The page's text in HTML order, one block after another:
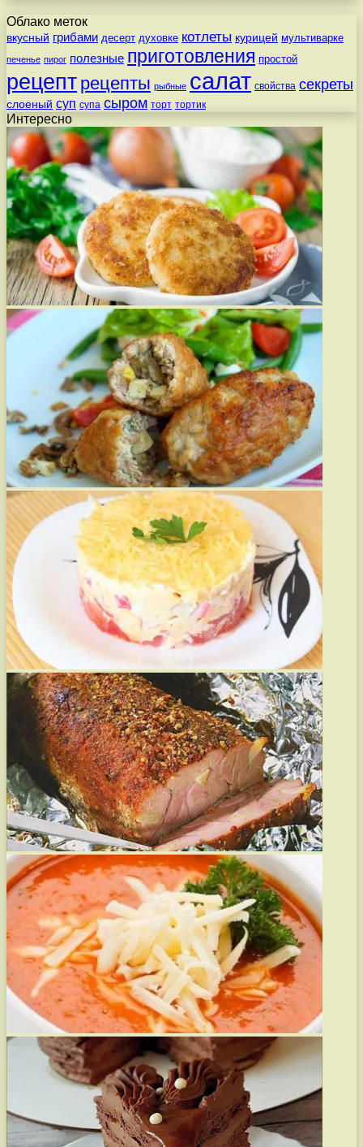
Облако меток
вкусный грибами десерт духовке котлеты курицей мультиварке
печенье пирог полезные приготовления простой
рецепт рецепты рыбные салат свойства секреты
слоеный суп супа сыром торт тортик
Интересно